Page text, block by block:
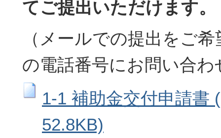
てご提出いただけます。
（メールでの提出をご
の電話番号にお問い合
1-1 補助金交付申請書
52.8KB)